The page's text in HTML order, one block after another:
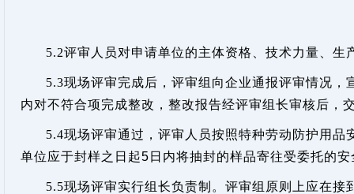
5.2评审人员对申请单位的主体资格、技术力量、
5.3现场评审完成后，评审组向企业通报评审情况
内对不符合项完成整改，整改报告经评审组长审核后，
5.4现场评审通过，评审人员按照特种劳动防护用
单位应于封样之日起5 日内将抽封的样品寄往受委托的
5.5现场评审实行组长负责制。评审组原则上应在